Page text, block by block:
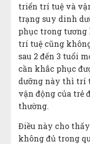
triển trí tuệ và
trạng suy dinh
phục trong
trí tuệ cũng
sau 2 đến 3 tuổi
cần khắc phục
dưỡng này thì trí
vận động của trẻ
thường.
Điều này cho
không đủ trong